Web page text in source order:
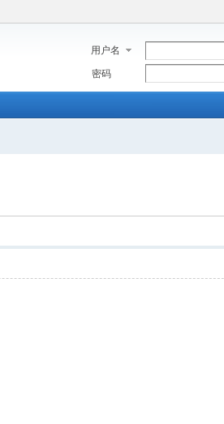
用户名
密码